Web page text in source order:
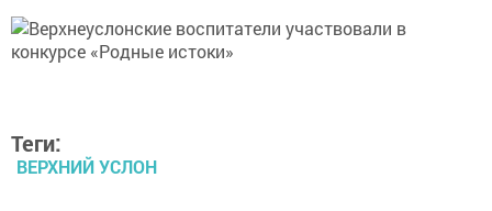
Теги:
ВЕРХНИЙ УСЛОН